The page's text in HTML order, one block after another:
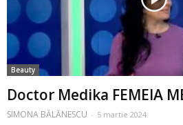
Beauty
Doctor Medika FEMEIA
SIMONA BĂLĂNESCU - 5 martie 2024